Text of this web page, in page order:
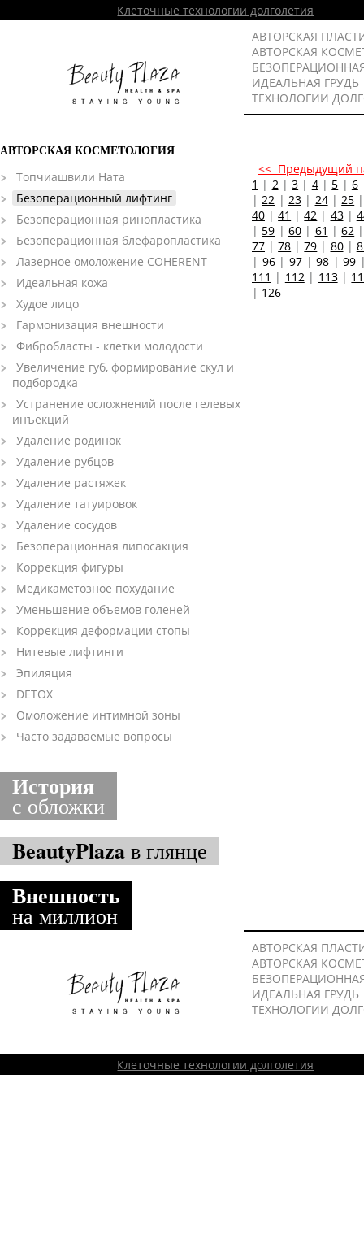
Клеточные технологии долголетия
АВТОРСКАЯ
АВТОРСКАЯ
ИДЕАЛЬНАЯ ГРУДЬ
ТЕХНОЛОГИИ
АВТОРСКАЯ КОСМЕТОЛОГИЯ
Топчиашвили Ната
Безоперационный лифтинг
Безоперационная ринопластика
Безоперационная блефаропластика
Лазерное омоложение COHERENT
Идеальная кожа
Худое лицо
Гармонизация внешности
Фибробласты - клетки молодости
Увеличение губ, формирование скул и
подбородка
Устранение осложнений после гелевых
инъекций
Удаление родинок
Удаление рубцов
Удаление растяжек
Удаление татуировок
Удаление сосудов
Безоперационная липосакция
Коррекция фигуры
Медикаметозное похудание
Уменьшение объемов голеней
Коррекция деформации стопы
Нитевые лифтинги
Эпиляция
DETOX
Омоложение интимной зоны
Часто задаваемые вопросы
История
с обложки
BeautyPlaza в глянце
Внешность
на миллион
<< Предыдущий
1 | 2|3 | 4| 5 | 6
|22 | 23| 24|25
40 |41 |42 | 43|
| 59 | 60| 61 |62
77 |78 |79 | 80|
| 96| 97|98 |99
111 | 112| 113|
| 126
АВТОРСКАЯ
АВТОРСКАЯ
ИДЕАЛЬНАЯ ГРУДЬ
ТЕХНОЛОГИИ
Клеточные технологии долголетия